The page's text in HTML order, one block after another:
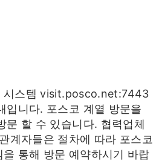
시스템 visit.posco.net:7443
입니다. 포스코 계열 방문을
문 할 수 있습니다. 협력업체
계자들은 절차에 따라 포스코
통해 방문 예약하시기 바랍